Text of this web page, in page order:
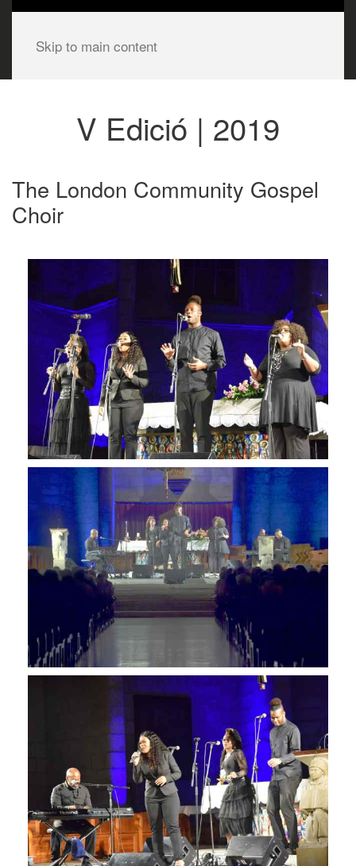
Skip to main content
V Edició | 2019
The London Community Gospel
Choir